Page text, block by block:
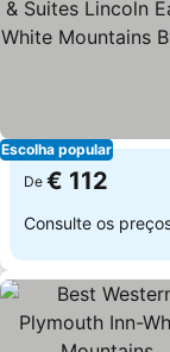
Escolha popular
De € 112
Consulte os